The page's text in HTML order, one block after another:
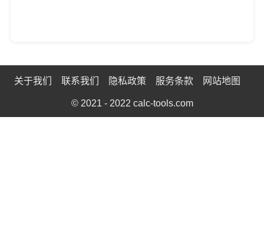
关于我们 联系我们 隐私政策 服务条款 网站地图
© 2021 - 2022 calc-tools.com